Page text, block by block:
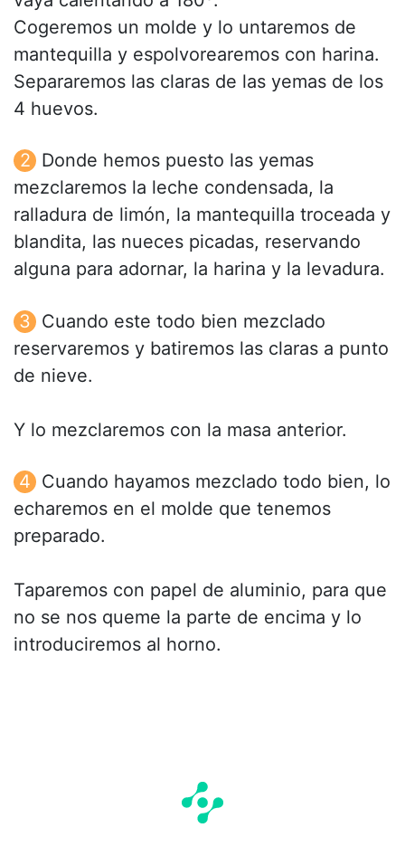
Cogeremos un molde y lo untaremos de
mantequilla y espolvorearemos con harina.
Separaremos las claras de las yemas de los
4 huevos.
Donde hemos puesto las yemas
mezclaremos la leche condensada, la
ralladura de limón, la mantequilla troceada y
blandita, las nueces picadas, reservando
alguna para adornar, la harina y la levadura.
Cuando este todo bien mezclado
reservaremos y batiremos las claras a punto
de nieve.
Y lo mezclaremos con la masa anterior.
Cuando hayamos mezclado todo bien, lo
echaremos en el molde que tenemos
preparado.
Taparemos con papel de aluminio, para que
no se nos queme la parte de encima y lo
introduciremos al horno.